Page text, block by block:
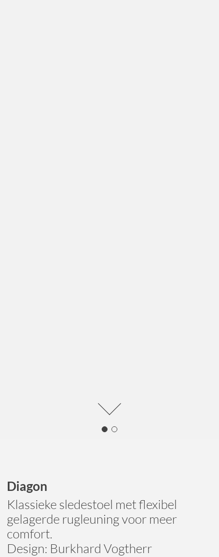
Diagon
Klassieke sledestoel met flexibel
gelagerde rugleuning voor meer
comfort.
Design: Burkhard Vogtherr